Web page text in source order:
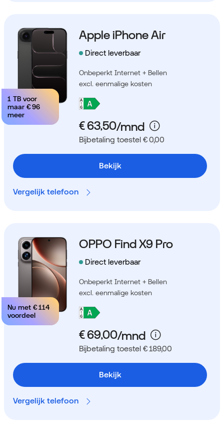
1 TB voor
maar € 96
meer
Apple iPhone Air
Direct leverbaar
Onbeperkt Internet + Bellen
excl. eenmalige kosten
Bijbetaling toestel € 0,00
Bekijk
Vergelijk telefoon
Nu met € 114
voordeel
OPPO Find X9 Pro
Direct leverbaar
Onbeperkt Internet + Bellen
excl. eenmalige kosten
Bijbetaling toestel € 189,00
Bekijk
Vergelijk telefoon